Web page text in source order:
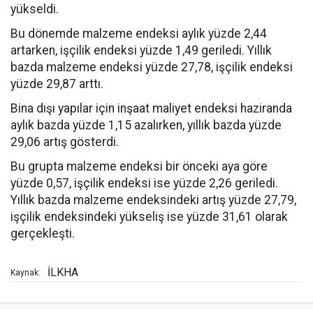
yükseldi.
Bu dönemde malzeme endeksi aylık yüzde 2,44
artarken, işçilik endeksi yüzde 1,49 geriledi. Yıllık
bazda malzeme endeksi yüzde 27,78, işçilik endeksi
yüzde 29,87 arttı.
Bina dışı yapılar için inşaat maliyet endeksi haziranda
aylık bazda yüzde 1,15 azalırken, yıllık bazda yüzde
29,06 artış gösterdi.
Bu grupta malzeme endeksi bir önceki aya göre
yüzde 0,57, işçilik endeksi ise yüzde 2,26 geriledi.
Yıllık bazda malzeme endeksindeki artış yüzde 27,79,
işçilik endeksindeki yükseliş ise yüzde 31,61 olarak
gerçekleşti.
Kaynak: İLKHA